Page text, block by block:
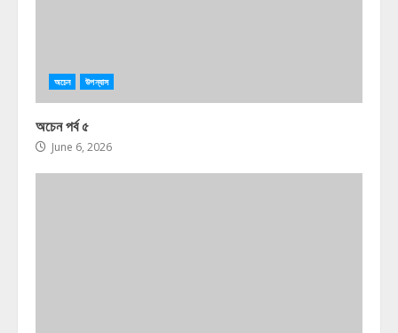
অচেন উপন্যাস
অচেন পর্ব ৫
June 6, 2026